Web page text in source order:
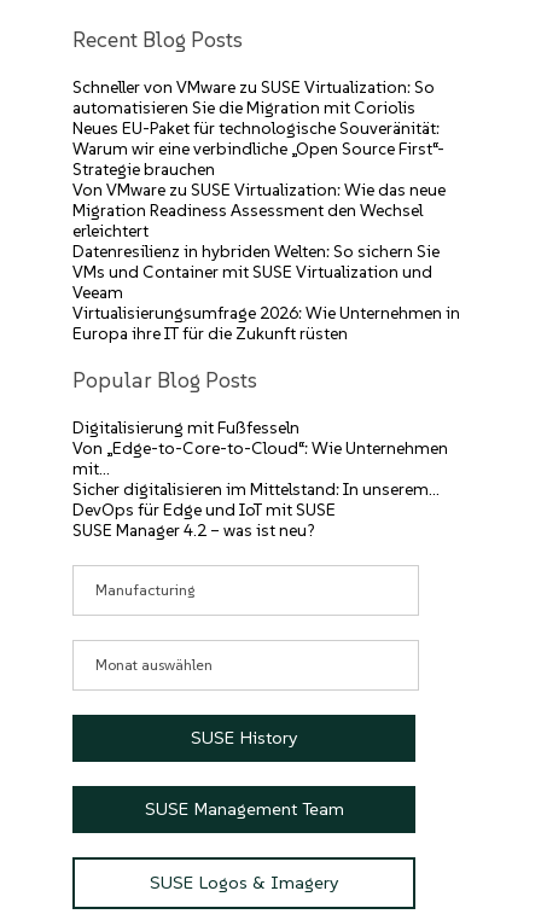
Recent Blog Posts
Schneller von VMware zu SUSE Virtualization: So
automatisieren Sie die Migration mit Coriolis
Neues EU-Paket für technologische Souveränität:
Warum wir eine verbindliche „Open Source First“-
Strategie brauchen
Von VMware zu SUSE Virtualization: Wie das neue
Migration Readiness Assessment den Wechsel
erleichtert
Datenresilienz in hybriden Welten: So sichern Sie
VMs und Container mit SUSE Virtualization und
Veeam
Virtualisierungsumfrage 2026: Wie Unternehmen in
Europa ihre IT für die Zukunft rüsten
Popular Blog Posts
Digitalisierung mit Fußfesseln
Von „Edge-to-Core-to-Cloud“: Wie Unternehmen
mit…
Sicher digitalisieren im Mittelstand: In unserem…
DevOps für Edge und IoT mit SUSE
SUSE Manager 4.2 – was ist neu?
SUSE History
SUSE Management Team
SUSE Logos & Imagery